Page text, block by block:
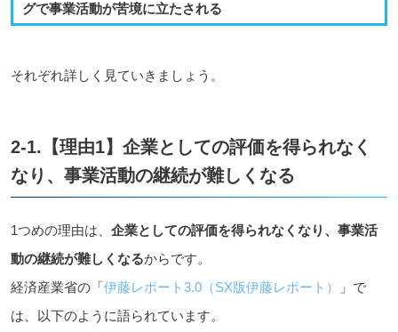
グで事業活動が苦境に立たされる
それぞれ詳しく見ていきましょう。
2-1.【理由1】企業としての評価を得られなく
なり、事業活動の継続が難しくなる
1つめの理由は、 企業としての評価を得られなくなり、事業活
動の継続が難しくなるからです。
経済産業省の「伊藤レポート3.0（SX版伊藤レポート）
」で
は、以下のように語られています。